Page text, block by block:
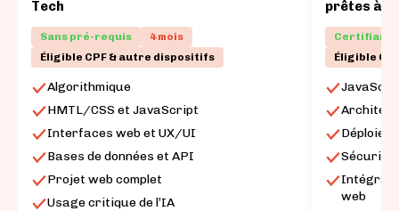
Tech
Sans pré-requis
4 mois
Éligible CPF & autre dispositifs
Algorithmique
HMTL/CSS et JavaScript
Interfaces web et UX/UI
Bases de données et API
Projet web complet
Usage critique de l’IA
prêtes à
Certifiant
Éligible
Sécurité
web